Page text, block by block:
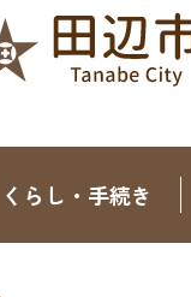
くらし・手続き